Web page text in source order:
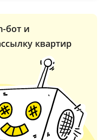
бот и
квартир